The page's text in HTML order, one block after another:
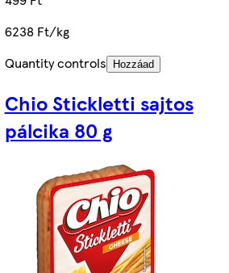
6238 Ft/kg
Quantity controls
Hozzáad
Chio Stickletti sajtos
pálcika 80 g